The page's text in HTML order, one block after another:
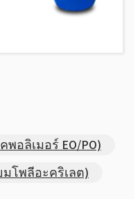
พอลิเมอร์ EO/PO)
มโพลีอะคริเลต)